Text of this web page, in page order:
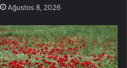
Ağustos 8, 2026